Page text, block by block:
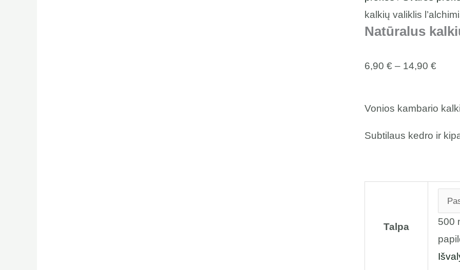
kalkių valiklis
Natūralus
6,90 € – 14,90 €
Vonios kambario
Subtilaus kedro ir
Talpa
500